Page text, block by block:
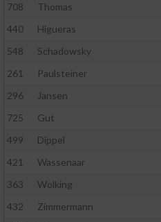
708
Thomas
440
Higueras
548
Schadowsky
261
Paulsteiner
296
Jansen
725
Gut
499
Dippel
421
Wassenaar
363
Wolking
432
Zimmermann